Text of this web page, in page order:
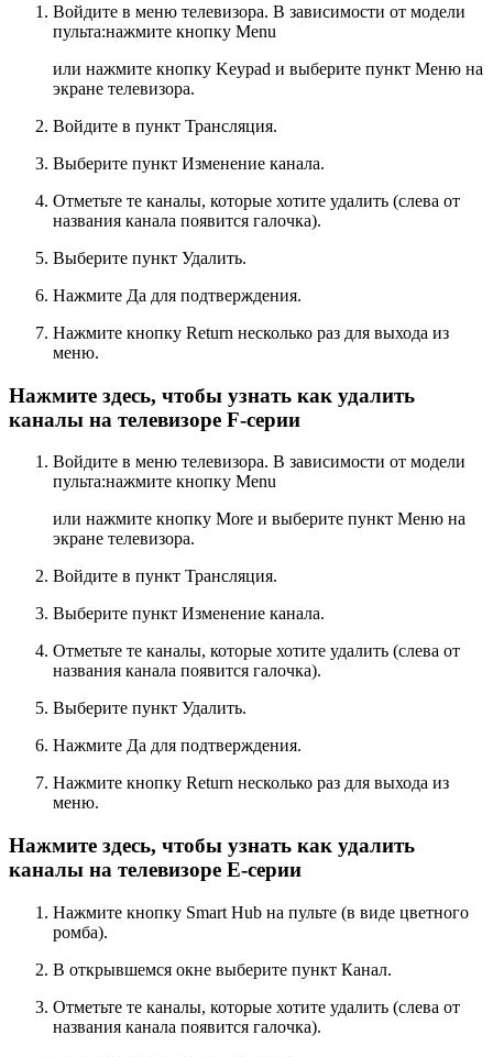
Войдите в меню телевизора. В зависимости от модели
пульта:нажмите кнопку Menu
или нажмите кнопку Keypad и выберите пункт Меню на
экране телевизора.
Войдите в пункт Трансляция.
Выберите пункт Изменение канала.
Отметьте те каналы, которые хотите удалить (слева от
названия канала появится галочка).
Выберите пункт Удалить.
Нажмите Да для подтверждения.
Нажмите кнопку Return несколько раз для выхода из
меню.
Нажмите здесь, чтобы узнать как удалить
каналы на телевизоре F-серии
Войдите в меню телевизора. В зависимости от модели
пульта:нажмите кнопку Menu
или нажмите кнопку More и выберите пункт Меню на
экране телевизора.
Войдите в пункт Трансляция.
Выберите пункт Изменение канала.
Отметьте те каналы, которые хотите удалить (слева от
названия канала появится галочка).
Выберите пункт Удалить.
Нажмите Да для подтверждения.
Нажмите кнопку Return несколько раз для выхода из
меню.
Нажмите здесь, чтобы узнать как удалить
каналы на телевизоре E-серии
Нажмите кнопку Smart Hub на пульте (в виде цветного
ромба).
В открывшемся окне выберите пункт Канал.
Отметьте те каналы, которые хотите удалить (слева от
названия канала появится галочка).